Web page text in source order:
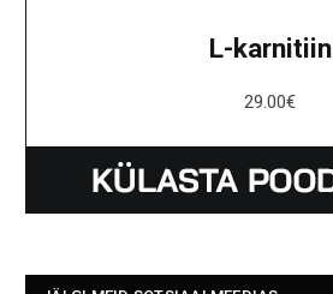
L-karnitiin
29.00€